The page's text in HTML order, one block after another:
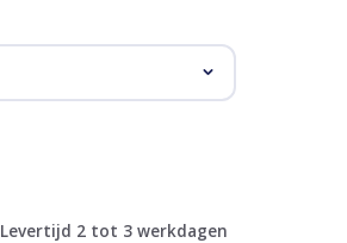
Levertijd 2 tot 3 werkdagen